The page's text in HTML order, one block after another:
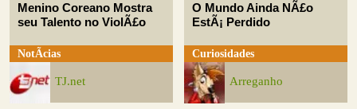
Menino Coreano Mostra
seu Talento no ViolÃ£o
NotÃ­cias
TJ.net
O Mundo Ainda NÃ£o
EstÃ¡ Perdido
Curiosidades
Arreganho